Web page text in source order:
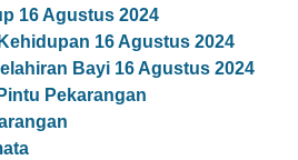
16 Agustus 2024
16 Agustus 2024
Bayi 16 Agustus 2024
Pekarangan